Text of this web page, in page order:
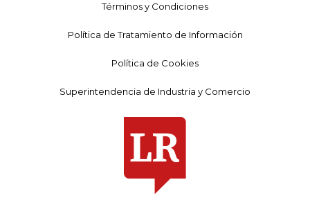
Términos y Condiciones
Política de Tratamiento de Información
Política de Cookies
Superintendencia de Industria y Comercio